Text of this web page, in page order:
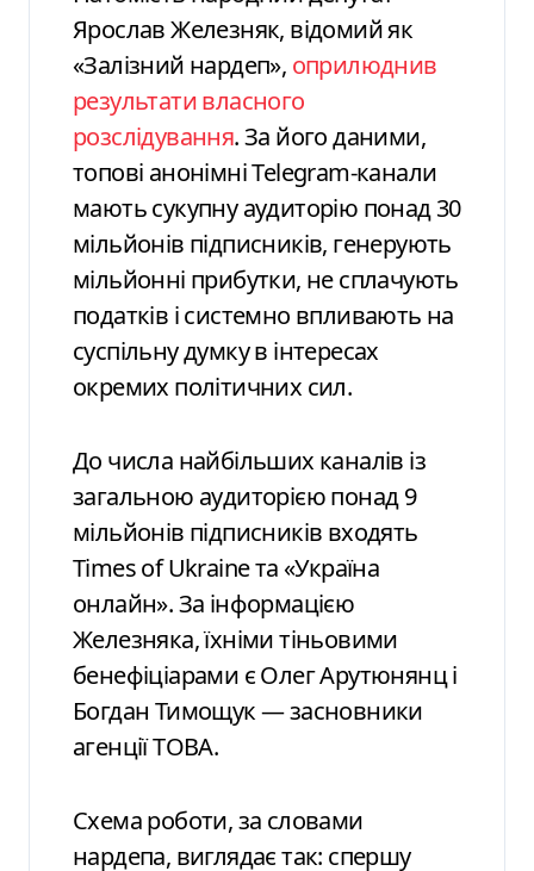
Ярослав Железняк, відомий як
«Залізний нардеп», оприлюднив
результати власного
розслідування. За його даними,
топові анонімні Telegram-канали
мають сукупну аудиторію понад 30
мільйонів підписників, генерують
мільйонні прибутки, не сплачують
податків і системно впливають на
суспільну думку в інтересах
окремих політичних сил.
До числа найбільших каналів із
загальною аудиторією понад 9
мільйонів підписників входять
Times of Ukraine та «Україна
онлайн». За інформацією
Железняка, їхніми тіньовими
бенефіціарами є Олег Арутюнянц і
Богдан Тимощук — засновники
агенції TOBA.
Схема роботи, за словами
нардепа, виглядає так: спершу